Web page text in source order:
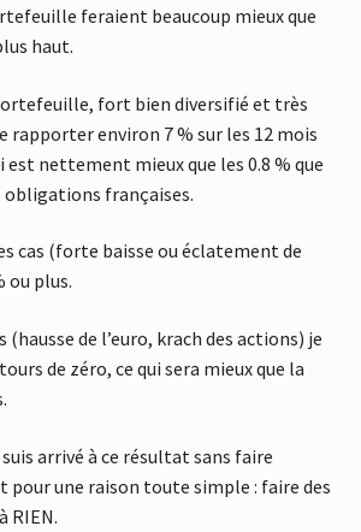
feraient beaucoup mieux que
haut.
fort bien diversifié et très
rapporter environ 7 % sur les 12 mois
est nettement mieux que les 0.8 % que
françaises.
cas (forte baisse ou éclatement de
ou plus.
(hausse de l’euro, krach des actions) je
de zéro, ce qui sera mieux que la
arrivé à ce résultat sans faire
pour une raison toute simple : faire des
RIEN.